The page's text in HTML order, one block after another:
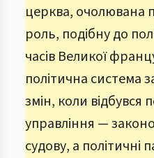
церква, очолювана
роль, подібну до
часів Великої
політична система
змін, коли
управління —
судову, а політичні